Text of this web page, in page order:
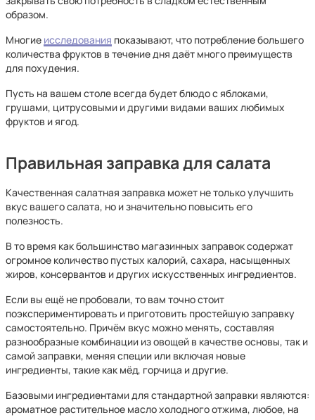
образом.
Многие исследования показывают, что потребление большего
количества фруктов в течение дня даёт много преимуществ
для похудения.
Пусть на вашем столе всегда будет блюдо с яблоками,
грушами, цитрусовыми и другими видами ваших любимых
фруктов и ягод.
Правильная заправка для салата
Качественная салатная заправка может не только улучшить
вкус вашего салата, но и значительно повысить его
полезность.
В то время как большинство магазинных заправок содержат
огромное количество пустых калорий, сахара, насыщенных
жиров, консервантов и других искусственных ингредиентов.
Если вы ещё не пробовали, то вам точно стоит
поэкспериментировать и приготовить простейшую заправку
самостоятельно. Причём вкус можно менять, составляя
разнообразные комбинации из овощей в качестве основы, так и
самой заправки, меняя специи или включая новые
ингредиенты, такие как мёд, горчица и другие.
Базовыми ингредиентами для стандартной заправки являются:
ароматное растительное масло холодного отжима, любое, на